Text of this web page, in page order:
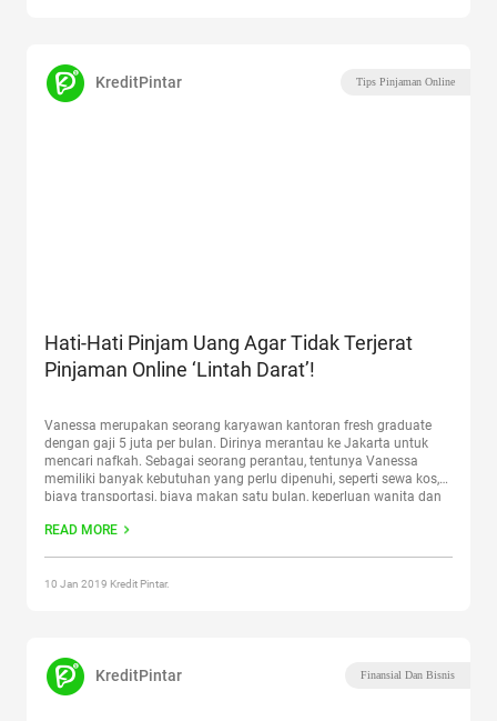
KreditPintar Tips Pinjaman Online
Hati-Hati Pinjam Uang Agar Tidak Terjerat
Pinjaman Online ‘Lintah Darat’!
Vanessa merupakan seorang karyawan kantoran fresh graduate
dengan gaji 5 juta per bulan. Dirinya merantau ke Jakarta untuk
mencari nafkah. Sebagai seorang perantau, tentunya Vanessa
memiliki banyak kebutuhan yang perlu dipenuhi, seperti sewa kos,
biaya transportasi, biaya makan satu bulan, keperluan wanita dan
juga diwajibkan orang tuanya untuk
READ MORE
10 Jan 2019 Kredit Pintar.
KreditPintar Finansial Dan Bisnis